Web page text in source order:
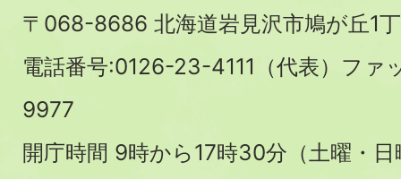
〒068-8686 北海道岩見沢市鳩が丘1
電話番号:0126-23-4111（代表）フ
9977
開庁時間 9時から17時30分（土曜・